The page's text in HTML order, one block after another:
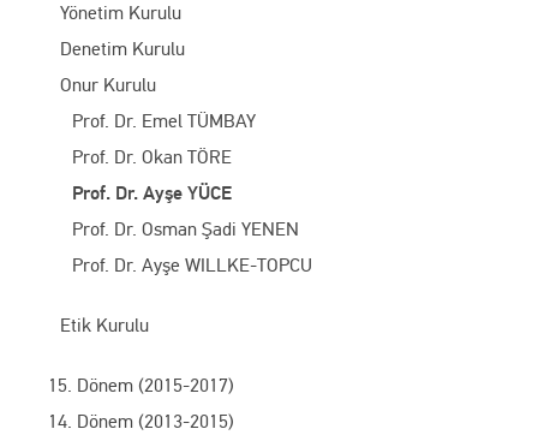
Yönetim Kurulu
Denetim Kurulu
Onur Kurulu
Prof. Dr. Emel TÜMBAY
Prof. Dr. Okan TÖRE
Prof. Dr. Ayşe YÜCE
Prof. Dr. Osman Şadi YENEN
Prof. Dr. Ayşe WILLKE-TOPCU
Etik Kurulu
15. Dönem (2015-2017)
14. Dönem (2013-2015)